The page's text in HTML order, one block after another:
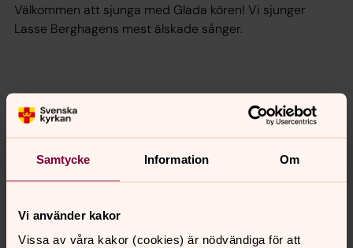
Samtycke Information Om
Vi använder kakor
Vissa av våra kakor (cookies) är nödvändiga för att
Välkommen att sjunga med Glada kören! Vi sjunger
Lasse Berghagens mest älskade sånger.
Synpunkter eller frågor på sidans
innehåll?
jarna-vardinge.pastorat@svenskakyrkan.se
Dela